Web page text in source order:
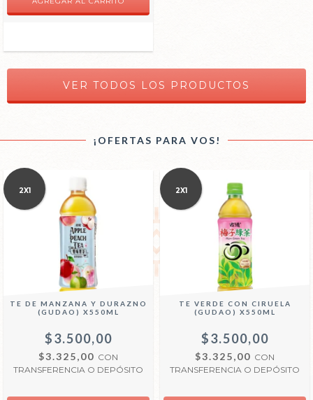
VER TODOS LOS PRODUCTOS
¡OFERTAS PARA VOS!
2X1
TE DE MANZANA Y DURAZNO
(GUDAO) X550ML
$3.500,00
$3.325,00 CON
TRANSFERENCIA O DEPÓSITO
2X1
TE VERDE CON CIRUELA
(GUDAO) X550ML
$3.500,00
$3.325,00 CON
TRANSFERENCIA O DEPÓSITO